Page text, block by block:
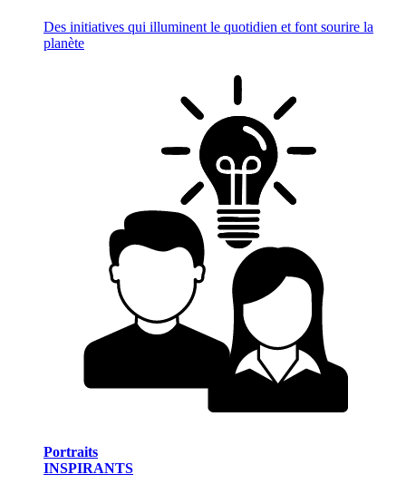
Des initiatives qui illuminent le quotidien et font sourire la
planète
Portraits
INSPIRANTS